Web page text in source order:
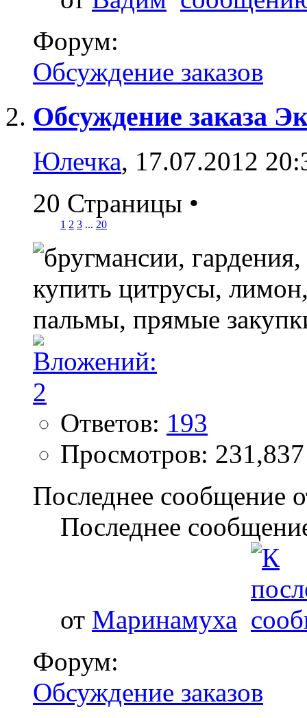
Форум:
Обсуждение заказов
Обсуждение заказа
Юлечка, 17.07.2012
20 Страницы •
1 2 3 ... 20
Ответов: 193
Просмотров: 231,837
Последнее сообщение
Последнее
от Маринамуха
Форум:
Обсуждение заказов